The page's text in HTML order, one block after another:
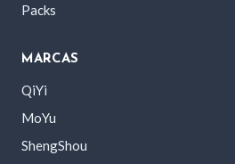
Packs
MARCAS
QiYi
MoYu
ShengShou